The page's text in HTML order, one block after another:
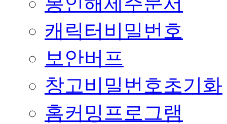
캐릭터비밀번호
보안버프
창고비밀번호초기화
홈커밍프로그램